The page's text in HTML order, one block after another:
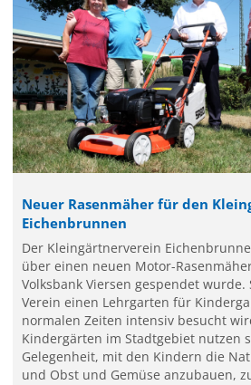
Neuer Rasenmäher für den
Eichenbrunnen
Der Kleingärtnerverein
über einen neuen Motor-
Volksbank Viersen gespendet
Verein einen Lehrgarten für
normalen Zeiten intensiv besucht
Kindergärten im Stadtgebiet nutzen
Gelegenheit, mit den Kindern die
und Obst und Gemüse anzubauen,